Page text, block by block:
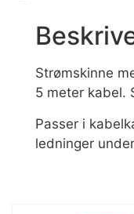
Strømskinne
5 meter kabel.
Passer i
ledninger